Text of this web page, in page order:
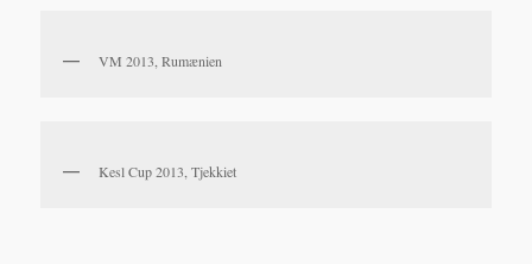
VM 2013, Rumænien
Kesl Cup 2013, Tjekkiet